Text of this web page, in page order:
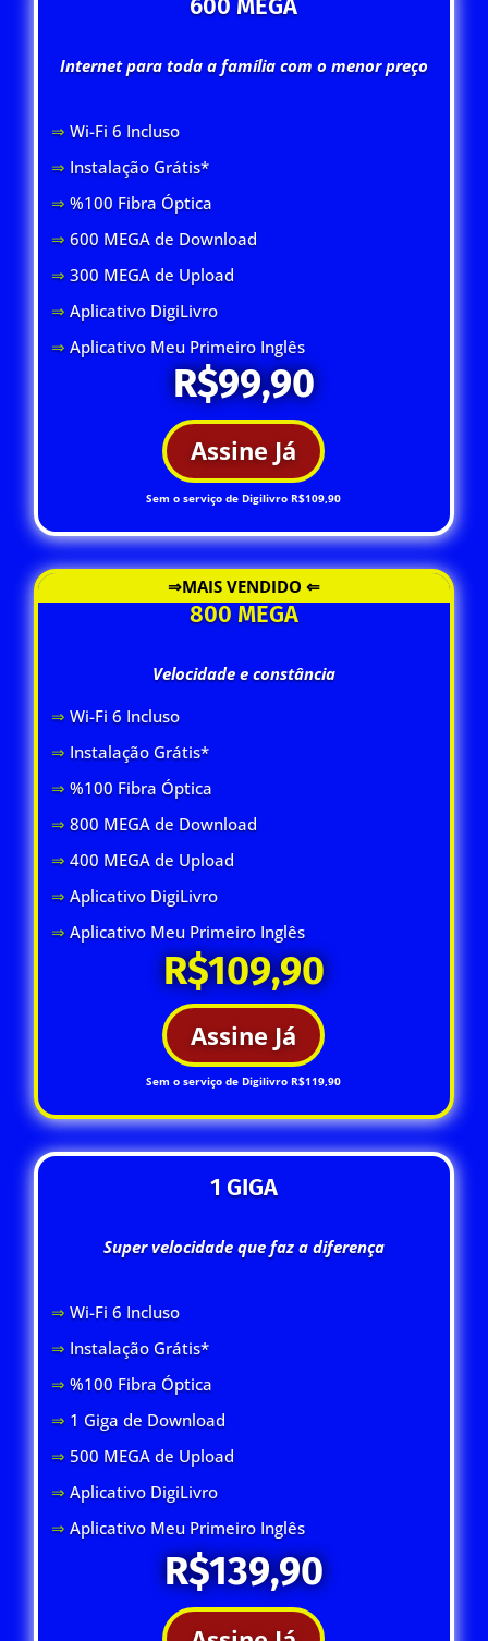
Internet para toda a família com o menor preço
⇒ Wi-Fi 6 Incluso
⇒ Instalação Grátis*
⇒ %100 Fibra Óptica
⇒ 600 MEGA de Download
⇒300 MEGA de Upload
⇒Aplicativo DigiLivro
⇒Aplicativo Meu Primeiro Inglês
R$99,90
Assine Já
Sem o serviço de Digilivro R$109,90
⇒MAIS VENDIDO ⇐
800 MEGA
Velocidade e constância
⇒ Wi-Fi 6 Incluso
⇒ Instalação Grátis*
⇒ %100 Fibra Óptica
⇒ 800 MEGA de Download
⇒400 MEGA de Upload
⇒Aplicativo DigiLivro
⇒Aplicativo Meu Primeiro Inglês
R$109,90
Assine Já
Sem o serviço de Digilivro R$119,90
1 GIGA
Super velocidade que faz a diferença
⇒ Wi-Fi 6 Incluso
⇒ Instalação Grátis*
⇒ %100 Fibra Óptica
⇒ 1 Giga de Download
⇒ 500 MEGA de Upload
⇒Aplicativo DigiLivro
⇒Aplicativo Meu Primeiro Inglês
R$139,90